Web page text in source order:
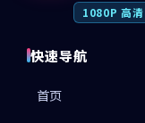
1080P 高清
快速导航
首页